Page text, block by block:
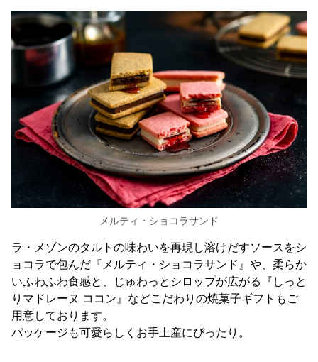
メルティ・ショコラサンド
ラ・メゾンのタルトの味わいを再現し溶けだすソースをシ
ョコラで包んだ『メルティ・ショコラサンド』や、柔らか
いふわふわ食感と、じゅわっとシロップが広がる『しっと
りマドレーヌ ココン』などこだわりの焼菓子ギフトもご
用意しております。
パッケージも可愛らしくお手土産にぴったり。